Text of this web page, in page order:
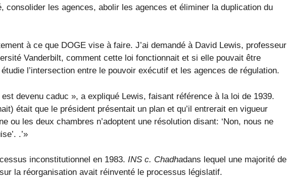
consolider les agences, abolir les agences et éliminer la duplication du
à ce que DOGE vise à faire. J’ai demandé à David Lewis, professeur
Vanderbilt, comment cette loi fonctionnait et si elle pouvait être
l’intersection entre le pouvoir exécutif et les agences de régulation.
devenu caduc », a expliqué Lewis, faisant référence à la loi de 1939.
était que le président présentait un plan et qu’il entrerait en vigueur
ou les deux chambres n’adoptent une résolution disant: ‘Non, nous ne
.’»
inconstitutionnel en 1983. INS c. Chadhadans lequel une majorité de
la réorganisation avait réinventé le processus législatif.